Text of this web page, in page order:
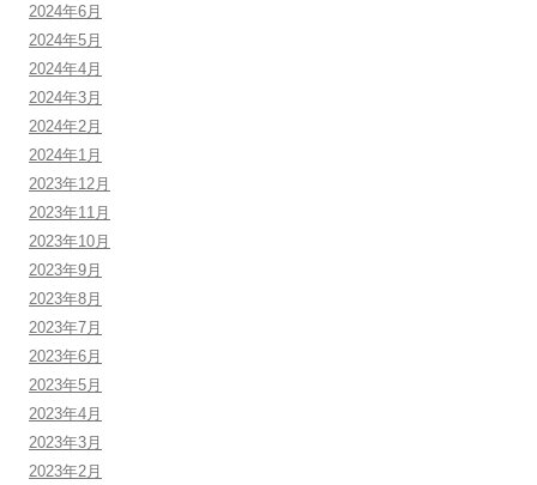
2024年6月
2024年5月
2024年4月
2024年3月
2024年2月
2024年1月
2023年12月
2023年11月
2023年10月
2023年9月
2023年8月
2023年7月
2023年6月
2023年5月
2023年4月
2023年3月
2023年2月